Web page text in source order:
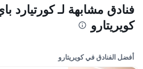
فنادق مشابهة لـ كورتيارد
كويريتارو
أفضل الفنادق في كويريتارو